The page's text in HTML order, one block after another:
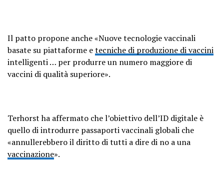
Il patto propone anche «Nuove tecnologie vaccinali
basate su piattaforme etecniche di produzione di vaccini
intelligenti … per produrre un numero maggiore di
vaccini di qualità superiore».
Terhorst ha affermato che l’obiettivo dell’ID digitale è
quello di introdurre passaporti vaccinali globali che
«annullerebbero il diritto di tutti a dire di no a una
vaccinazione».